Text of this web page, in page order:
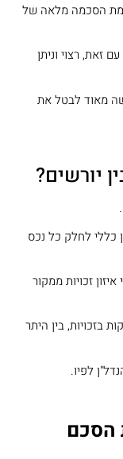
קיימת הסכמה מלאה של
זאת, רצוי וניתן
מאוד לבטל את
יורשים?
כללי לחלק כל נכס
זכויות ממקור
בזכויות, בין היתר
לפיו.
הסכם